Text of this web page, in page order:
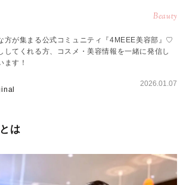
Beauty
方が集まる公式コミュニティ『4MEEE美容部』♡
してくれる方、コスメ・美容情報を一緒に発信し
ます！
2026.01.07
は